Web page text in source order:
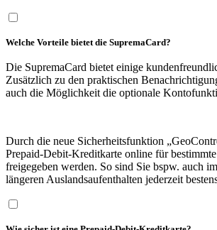
Welche Vorteile bietet die SupremaCard?
Die SupremaCard bietet einige
Zusätzlich zu den praktischen
auch die Möglichkeit die optionale
Durch die neue Sicherheitsfunktion
Prepaid-Debit-Kreditkarte online für
freigegeben werden. So sind Sie bspw. auch
längeren Auslandsaufenthalten jederzeit